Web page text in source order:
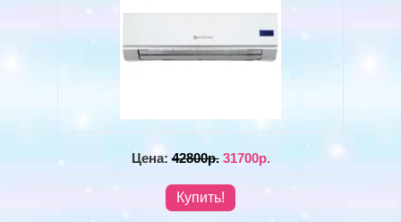
Цена:42800р. 31700р.
Купить!